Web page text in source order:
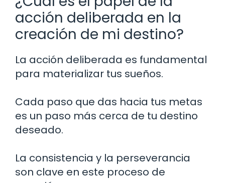
acción deliberada en la
creación de mi destino?
La acción deliberada es fundamental
para materializar tus sueños.
Cada paso que das hacia tus metas
es un paso más cerca de tu destino
deseado.
La consistencia y la perseverancia
son clave en este proceso de